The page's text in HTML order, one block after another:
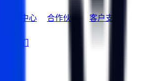
活动中心 合作伙伴
客户支持
加入我们